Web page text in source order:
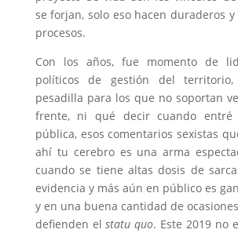
se forjan, solo eso hacen duraderos
procesos.
Con los años, fue momento de
políticos de gestión del
pesadilla para los que no soportan
frente, ni qué decir cuando
pública, esos comentarios sexistas
ahí tu cerebro es una arma
cuando se tiene altas dosis de
evidencia y más aún en público es
y en una buena cantidad de
defienden elstatu quo. Este 2019 no